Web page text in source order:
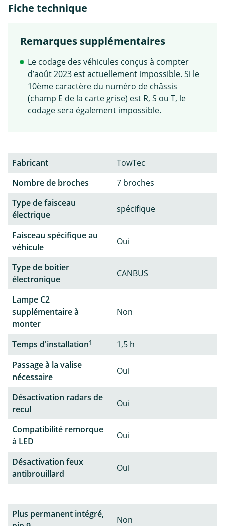
Fiche technique
Remarques supplémentaires
Le codage des véhicules conçus à compter
d’août 2023 est actuellement impossible. Si le
10ème caractère du numéro de châssis
(champ E de la carte grise) est R, S ou T, le
codage sera également impossible.
Fabricant
TowTec
Nombre de broches
7 broches
Type de faisceau
électrique
spécifique
Faisceau spécifique au
véhicule
Oui
Type de boitier
électronique
CANBUS
Lampe C2
supplémentaire à
monter
Non
Temps d'installation1
1,5 h
Passage à la valise
nécessaire
Oui
Désactivation radars de
recul
Oui
Compatibilité remorque
à LED
Oui
Désactivation feux
antibrouillard
Oui
Plus permanent intégré,
Non